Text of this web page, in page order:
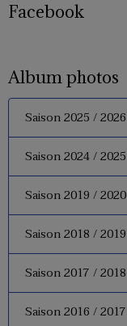
Facebook
Album photos
Saison 2025 / 2026
Saison 2024 / 2025
Saison 2019 / 2020
Saison 2018 / 2019
Saison 2017 / 2018
Saison 2016 / 2017